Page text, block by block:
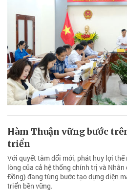
Hàm Thuận vững bước
triển
Với quyết tâm đổi mới, phát huy lợi thế
lòng của cả hệ thống chính trị và
Đồng) đang từng bước tạo dựng diện
triển bền vững.